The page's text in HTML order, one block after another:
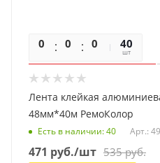
0 0 0 0
40
шт
Лента клейкая
48мм*40м РемоКолор
Есть в наличии: 40 Арт.:
471 руб./шт 535руб.